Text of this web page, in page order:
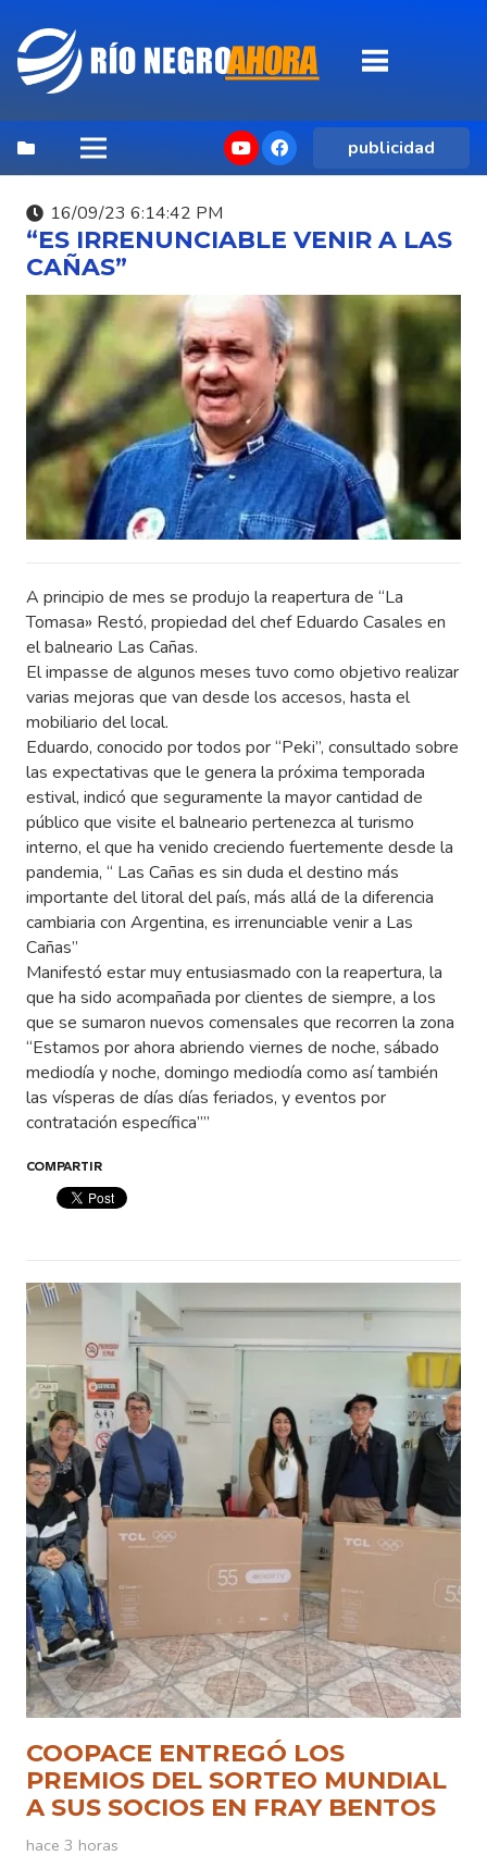
publicidad
16/09/23 6:14:42 PM
“ES IRRENUNCIABLE VENIR A LAS
CAÑAS”
A principio de mes se produjo la reapertura de “La
Tomasa» Restó, propiedad del chef Eduardo Casales en
el balneario Las Cañas.
El impasse de algunos meses tuvo como objetivo realizar
varias mejoras que van desde los accesos, hasta el
mobiliario del local.
Eduardo, conocido por todos por “Peki”, consultado sobre
las expectativas que le genera la próxima temporada
estival, indicó que seguramente la mayor cantidad de
público que visite el balneario pertenezca al turismo
interno, el que ha venido creciendo fuertemente desde la
pandemia, “ Las Cañas es sin duda el destino más
importante del litoral del país, más allá de la diferencia
cambiaria con Argentina, es irrenunciable venir a Las
Cañas”
Manifestó estar muy entusiasmado con la reapertura, la
que ha sido acompañada por clientes de siempre, a los
que se sumaron nuevos comensales que recorren la zona
“Estamos por ahora abriendo viernes de noche, sábado
mediodía y noche, domingo mediodía como así también
las vísperas de días días feriados, y eventos por
contratación específica””
COMPARTIR
COOPACE ENTREGÓ LOS
PREMIOS DEL SORTEO MUNDIAL
A SUS SOCIOS EN FRAY BENTOS
hace 3 horas